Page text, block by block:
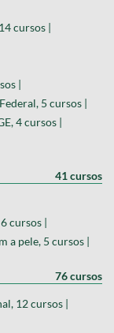
cursos |
|
5 cursos |
4 cursos |
41 cursos
cursos |
a pele, 5 cursos |
76 cursos
12 cursos |